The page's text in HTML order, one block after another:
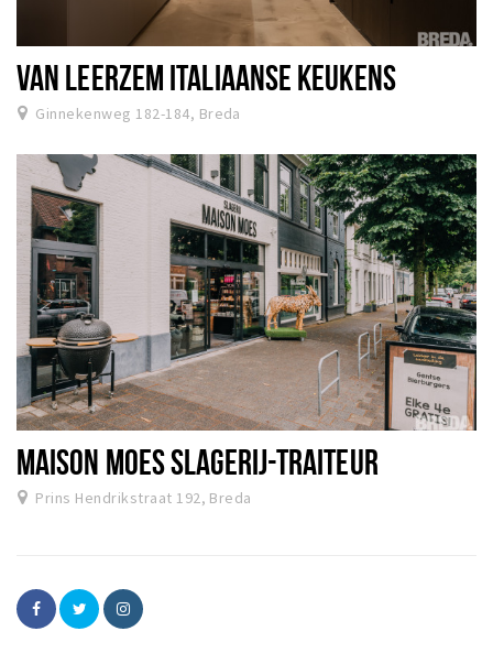
VAN LEERZEM ITALIAANSE KEUKENS
Ginnekenweg 182-184, Breda
MAISON MOES SLAGERIJ-TRAITEUR
Prins Hendrikstraat 192, Breda